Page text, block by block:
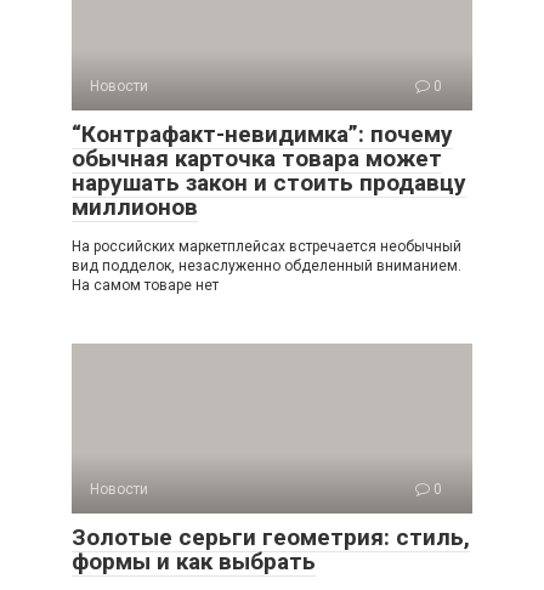
Новости 0
“Контрафакт-невидимка”: почему
обычная карточка товара может
нарушать закон и стоить продавцу
миллионов
На российских маркетплейсах встречается необычный
вид подделок, незаслуженно обделенный вниманием.
На самом товаре нет
Новости 0
Золотые серьги геометрия: стиль,
формы и как выбрать